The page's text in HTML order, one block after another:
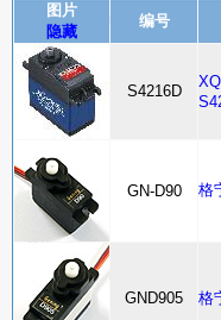
图片
隐藏
编号
S4216D
GN-D90 格
GND905 格